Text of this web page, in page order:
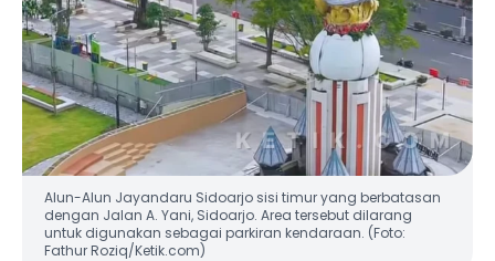
Alun-Alun Jayandaru Sidoarjo sisi timur yang berbatasan
dengan Jalan A. Yani, Sidoarjo. Area tersebut dilarang
untuk digunakan sebagai parkiran kendaraan. (Foto:
Fathur Roziq/Ketik.com)